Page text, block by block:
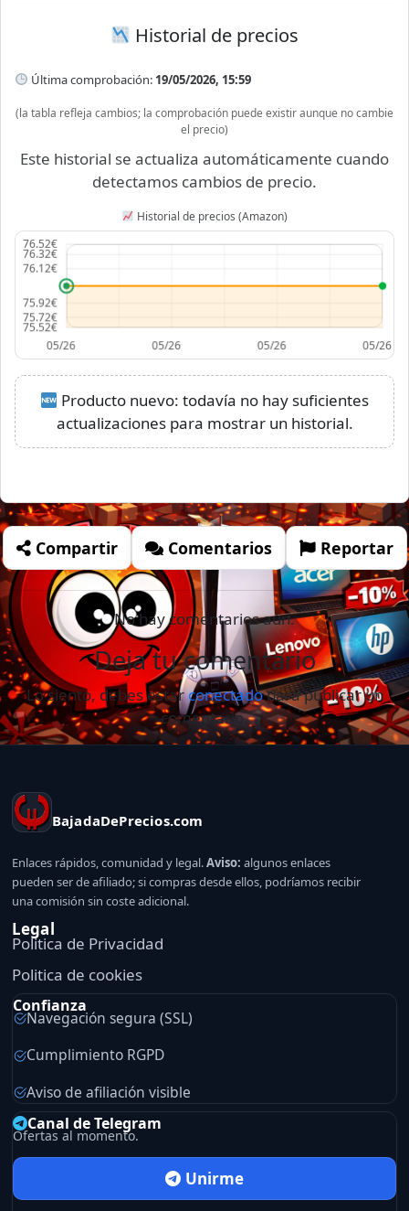
Historial de precios
Última comprobación: 19/05/2026, 15:59
(la tabla refleja cambios; la comprobación puede existir aunque no cambie
el precio)
Este historial se actualiza automáticamente cuando
detectamos cambios de precio.
Historial de precios (Amazon)
Producto nuevo: todavía no hay suficientes
actualizaciones para mostrar un historial.
Compartir Comentarios Reportar
No hay comentarios aún.
Deja tu comentario
Lo siento, debes estarconectadopara publicar un
comentario.
BajadaDePrecios.com
Enlaces rápidos, comunidad y legal.Aviso: algunos enlaces
pueden ser de afiliado; si compras desde ellos, podríamos recibir
una comisión sin coste adicional.
Legal
Politica de Privacidad
Politica de cookies
Confianza
Navegación segura (SSL)
Cumplimiento RGPD
Aviso de afiliación visible
Canal de Telegram
Ofertas al momento.
Unirme